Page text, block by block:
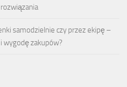
samodzielnie czy przez ekipę –
wygodę zakupów?